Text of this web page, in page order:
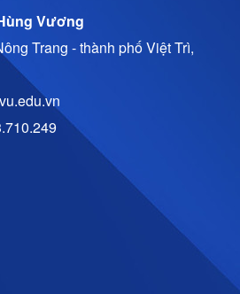
Vương
Trang - thành phố Việt Trì,